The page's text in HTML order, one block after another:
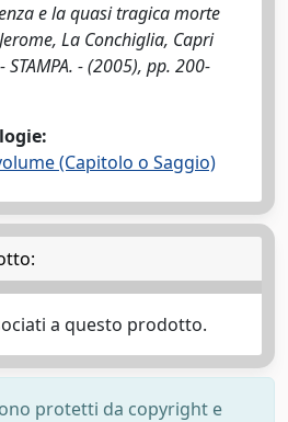
e la quasi tragica morte
La Conchiglia, Capri
- (2005), pp. 200-
(Capitolo o Saggio)
a questo prodotto.
protetti da copyright e